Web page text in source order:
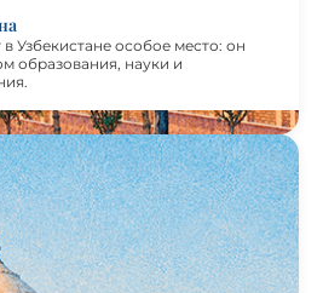
Узбекистане особое место: он
образования, науки и